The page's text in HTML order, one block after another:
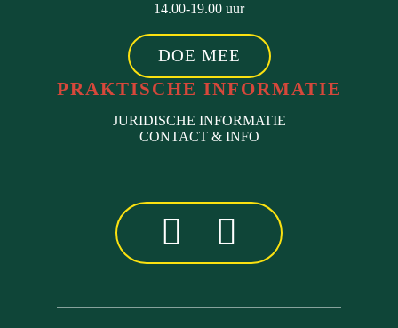
14.00-19.00 uur
DOE MEE
PRAKTISCHE INFORMATIE
JURIDISCHE INFORMATIE
CONTACT & INFO